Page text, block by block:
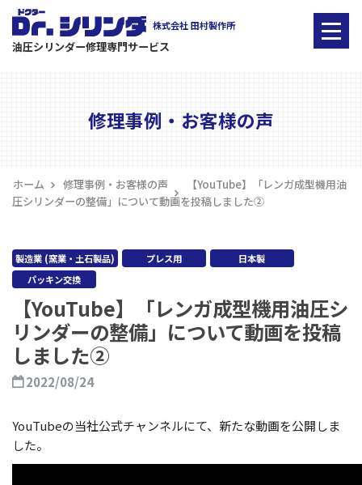
株式会社 田村製作所
油圧シリンダー修理専門サービス
修理事例・お客様の声
ホーム 修理事例・お客様の声
【YouTube】「レンガ成型機用油
圧シリンダーの整備」について動画を投稿しました②
製造業 (窯業・土石製品) プレス用
日本製
パッキン交換
【YouTube】「レンガ成型機用油圧シ
リンダーの整備」について動画を投稿
しました②
2022/08/24
YouTubeの当社公式チャンネルにて、新たな動画を公開しま
した。